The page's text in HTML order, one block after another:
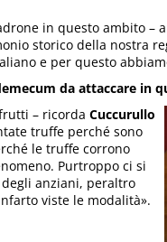
in questo ambito –
storico della nostra
e per questo
da attaccare in
– ricorda Cuccurullo
truffe perché sono
le truffe corrono
Purtroppo ci si
anziani, peraltro
viste le modalità».